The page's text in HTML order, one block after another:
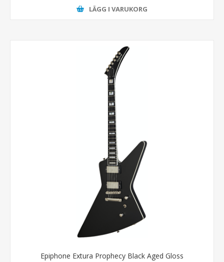
LÄGG I VARUKORG
Epiphone Extura Prophecy Black Aged Gloss